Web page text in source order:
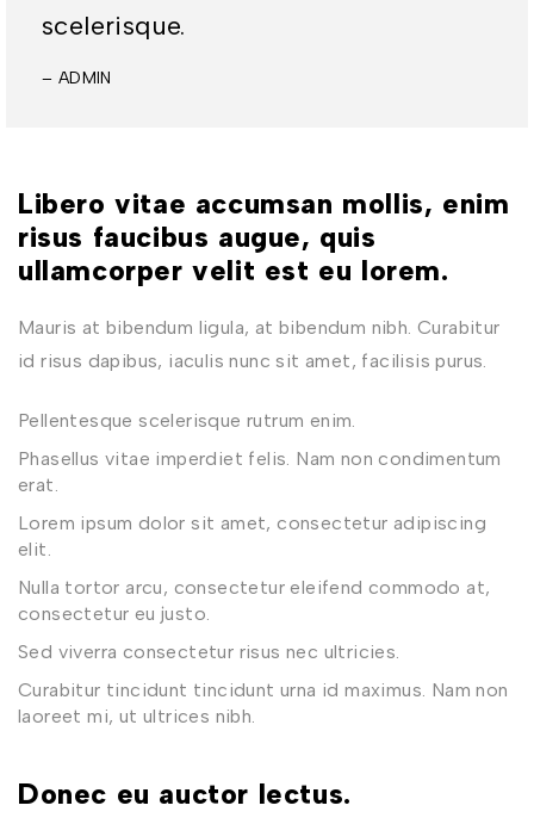
scelerisque.
– ADMIN
Libero vitae accumsan mollis, enim
risus faucibus augue, quis
ullamcorper velit est eu lorem.
Mauris at bibendum ligula, at bibendum nibh. Curabitur
id risus dapibus, iaculis nunc sit amet, facilisis purus.
Pellentesque scelerisque rutrum enim.
Phasellus vitae imperdiet felis. Nam non condimentum
erat.
Lorem ipsum dolor sit amet, consectetur adipiscing
elit.
Nulla tortor arcu, consectetur eleifend commodo at,
consectetur eu justo.
Sed viverra consectetur risus nec ultricies.
Curabitur tincidunt tincidunt urna id maximus. Nam non
laoreet mi, ut ultrices nibh.
Donec eu auctor lectus.